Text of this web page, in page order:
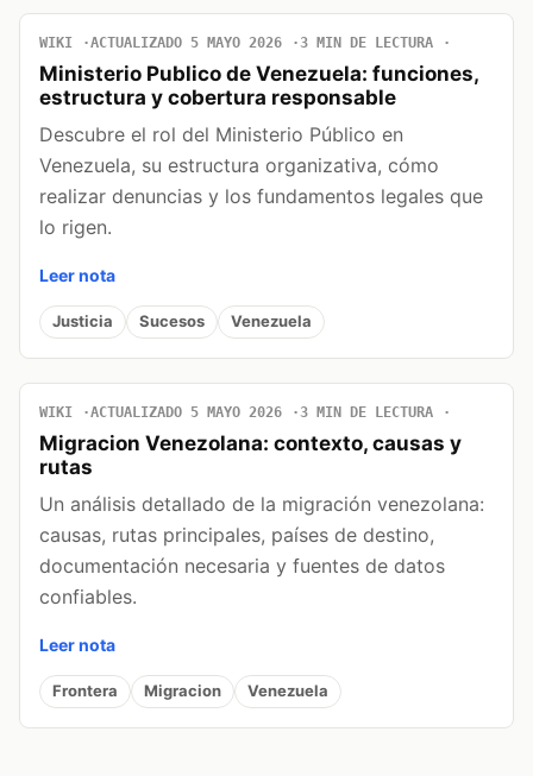
WIKI ACTUALIZADO 5 MAYO 2026 3 MIN DE LECTURA
Ministerio Publico de Venezuela: funciones,
estructura y cobertura responsable
Descubre el rol del Ministerio Público en
Venezuela, su estructura organizativa, cómo
realizar denuncias y los fundamentos legales que
lo rigen.
Leer nota
Justicia Sucesos Venezuela
WIKI ACTUALIZADO 5 MAYO 2026 3 MIN DE LECTURA
Migracion Venezolana: contexto, causas y
rutas
Un análisis detallado de la migración venezolana:
causas, rutas principales, países de destino,
documentación necesaria y fuentes de datos
confiables.
Leer nota
Frontera Migracion Venezuela